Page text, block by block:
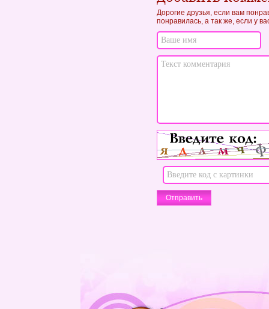
Дорогие друзья, если вам
понравилась, а так же, если у